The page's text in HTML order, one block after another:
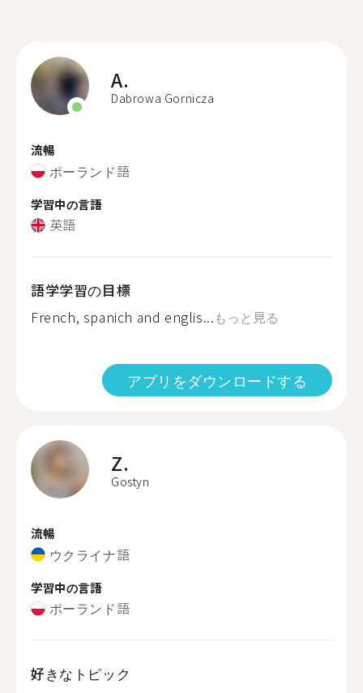
A.
Dabrowa Gornicza
流暢
ポーランド語
学習中の言語
英語
語学学習の目標
French, spanich and englis...もっと見る
アプリをダウンロードする
Z.
Gostyn
流暢
ウクライナ語
学習中の言語
ポーランド語
好きなトピック